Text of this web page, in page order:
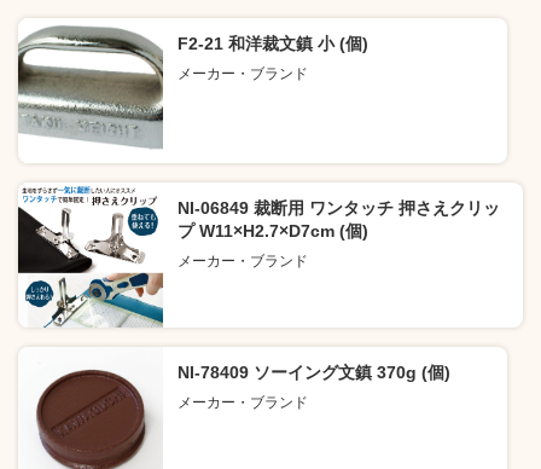
F2-21 和洋裁文鎮 小 (個)
メーカー・ブランド
NI-06849 裁断用 ワンタッチ 押さえクリッ
プ W11×H2.7×D7cm (個)
メーカー・ブランド
NI-78409 ソーイング文鎮 370g (個)
メーカー・ブランド